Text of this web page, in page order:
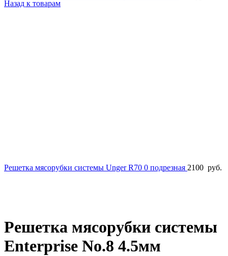
Назад к товарам
Решетка мясорубки системы Unger R70 0 подрезная 2100 руб.
Решетка мясорубки системы
Enterprise No.8 4.5мм